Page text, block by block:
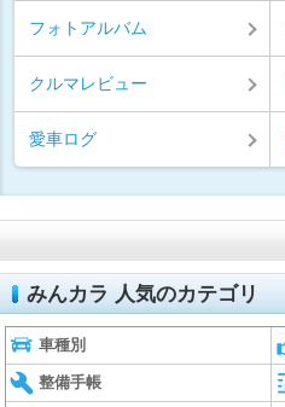
フォトアルバム
クルマレビュー
愛車ログ
みんカラ 人気のカテゴリ
車種別
整備手帳